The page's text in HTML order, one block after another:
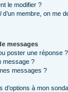
le modifier ?
d’un membre, on me
messages
poster une réponse ?
message ?
messages ?
d’options à mon